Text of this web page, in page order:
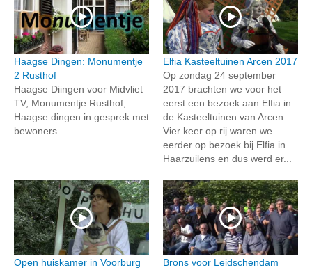
Haagse Dingen: Monumentje
2 Rusthof
Haagse Diingen voor Midvliet
TV; Monumentje Rusthof,
Haagse dingen in gesprek met
bewoners
Elfia Kasteeltuinen Arcen 2017
Op zondag 24 september
2017 brachten we voor het
eerst een bezoek aan Elfia in
de Kasteeltuinen van Arcen.
Vier keer op rij waren we
eerder op bezoek bij Elfia in
Haarzuilens en dus werd er...
Open huiskamer in Voorburg
Brons voor Leidschendam